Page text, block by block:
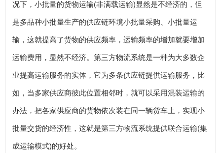
况下，小批量的货物运输(非满载运输)显然是不经济的，但
是多品种小批量生产的供应链环境小批量采购、小批量运
输，这就提高了货物的供应频率，运输频率的增加就要增加
运输费用，显然不经济。第三方物流系统是一种为大多数企
业提高运输服务的实体，它为多条供应链提供运输服务，比
如，当多家供应商彼此位置相邻时，就可以采用混装运输的
办法，把各家供应商的货物依次装在同一辆货车上，实现小
批量交货的经济性，这就是第三方物流系统提供联合运输(集
成运输模式)的好处。